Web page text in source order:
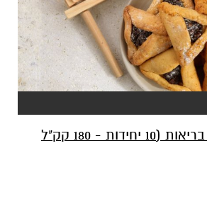
מתכון לאזני המן בריאות (10 יחידות - 180 קק"ל